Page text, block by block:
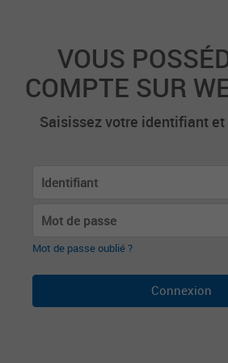
VOUS
COMPTE SUR
Saisissez votre identifiant et
Mot de passe oublié ?
Connexion